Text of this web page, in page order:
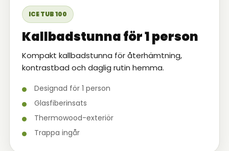
ICE TUB 100
Kallbadstunna för 1 person
Kompakt kallbadstunna för återhämtning,
kontrastbad och daglig rutin hemma.
Designad för 1 person
Glasfiberinsats
Thermowood-exteriör
Trappa ingår